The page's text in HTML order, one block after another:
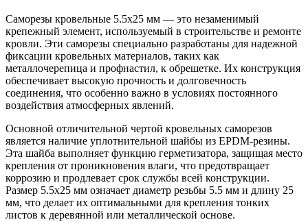
Саморезы кровельные 5.5х25 мм — это незаменимый
крепежный элемент, используемый в строительстве и ремонте
кровли. Эти саморезы специально разработаны для надежной
фиксации кровельных материалов, таких как
металлочерепица и профнастил, к обрешетке. Их конструкция
обеспечивает высокую прочность и долговечность
соединения, что особенно важно в условиях постоянного
воздействия атмосферных явлений.
Основной отличительной чертой кровельных саморезов
является наличие уплотнительной шайбы из EPDM-резины.
Эта шайба выполняет функцию герметизатора, защищая место
крепления от проникновения влаги, что предотвращает
коррозию и продлевает срок службы всей конструкции.
Размер 5.5х25 мм означает диаметр резьбы 5.5 мм и длину 25
мм, что делает их оптимальными для крепления тонких
листов к деревянной или металлической основе.